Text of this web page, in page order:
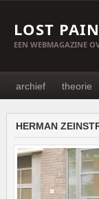
LOST
EEN WEBMAGAZINE
archief theorie
HERMAN